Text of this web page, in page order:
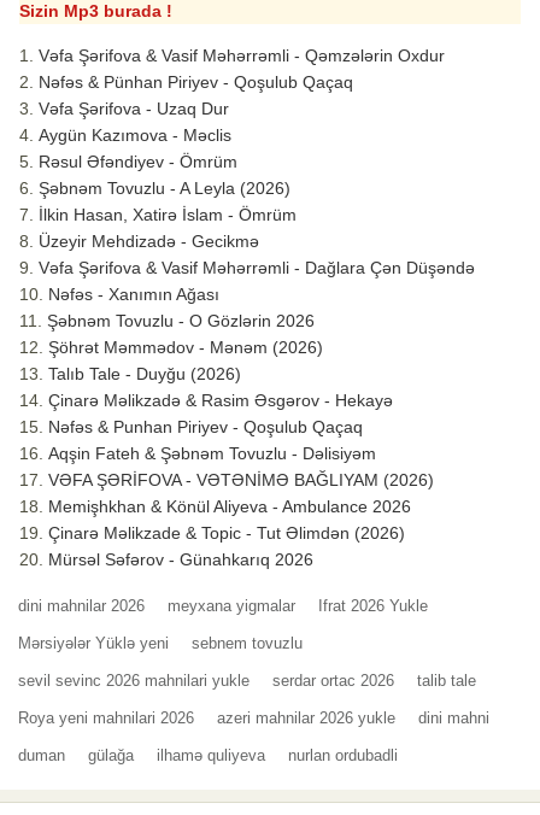
Sizin Mp3 burada !
Vəfa Şərifova & Vasif Məhərrəmli - Qəmzələrin Oxdur
Nəfəs & Pünhan Piriyev - Qoşulub Qaçaq
Vəfa Şərifova - Uzaq Dur
Aygün Kazımova - Məclis
Rəsul Əfəndiyev - Ömrüm
Şəbnəm Tovuzlu - A Leyla (2026)
İlkin Hasan, Xatirə İslam - Ömrüm
Üzeyir Mehdizadə - Gecikmə
Vəfa Şərifova & Vasif Məhərrəmli - Dağlara Çən Düşəndə
Nəfəs - Xanımın Ağası
Şəbnəm Tovuzlu - O Gözlərin 2026
Şöhrət Məmmədov - Mənəm (2026)
Talıb Tale - Duyğu (2026)
Çinarə Məlikzadə & Rasim Əsgərov - Hekayə
Nəfəs & Punhan Piriyev - Qoşulub Qaçaq
Aqşin Fateh & Şəbnəm Tovuzlu - Dəlisiyəm
VƏFA ŞƏRİFOVA - VƏTƏNİMƏ BAĞLIYAM (2026)
Memişhkhan & Könül Aliyeva - Ambulance 2026
Çinarə Məlikzade & Topic - Tut Əlimdən (2026)
Mürsəl Səfərov - Günahkarıq 2026
dini mahnilar 2026 meyxana yigmalar Ifrat 2026 Yukle
Mərsiyələr Yüklə yeni sebnem tovuzlu
sevil sevinc 2026 mahnilari yukle serdar ortac 2026 talib tale
Roya yeni mahnilari 2026 azeri mahnilar 2026 yukle dini mahni
duman gülağa ilhamə quliyeva nurlan ordubadli